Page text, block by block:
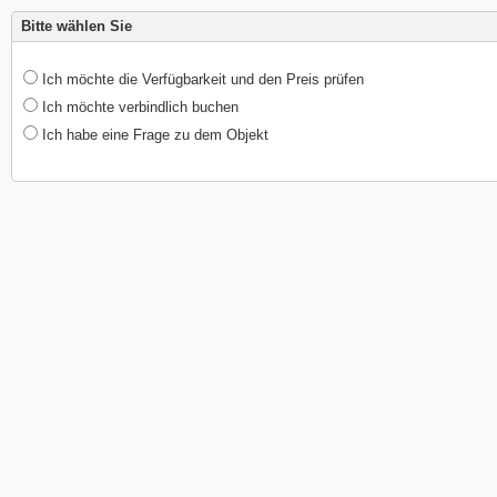
Bitte wählen Sie
Ich möchte die Verfügbarkeit und den Preis prüfen
Ich möchte verbindlich buchen
Ich habe eine Frage zu dem Objekt